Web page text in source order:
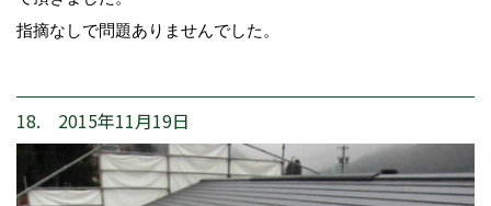
指摘なしで問題ありませんでした。
18. 2015年11月19日